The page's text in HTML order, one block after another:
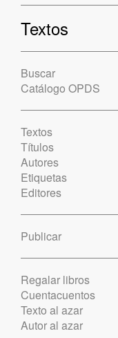
Textos
Buscar
Catálogo OPDS
Textos
Títulos
Autores
Etiquetas
Editores
Publicar
Regalar libros
Cuentacuentos
Texto al azar
Autor al azar